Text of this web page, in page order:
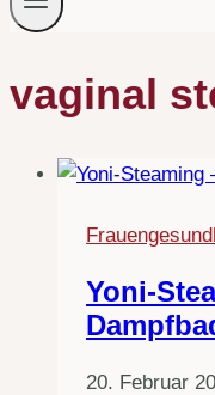
vaginal
Yoni-
20. Februar